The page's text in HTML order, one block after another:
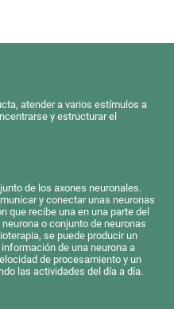
atender a varios estímulos a
y estructurar el
de los axones neuronales.
y conectar unas neuronas
que recibe una en una parte del
o conjunto de neuronas
se puede producir un
de una neurona a
de procesamiento y un
las actividades del día a día.